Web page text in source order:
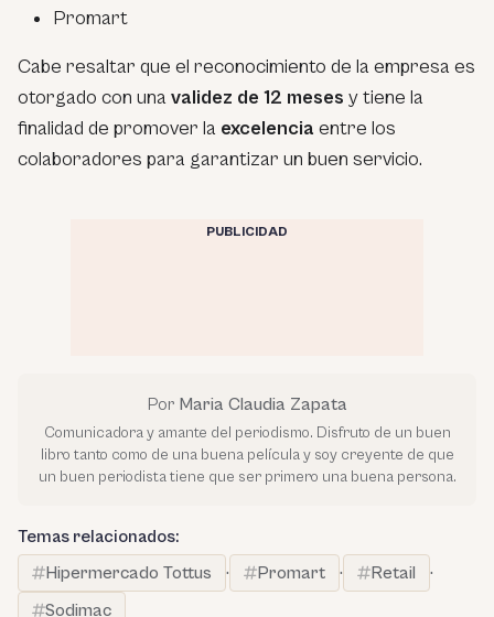
Promart
Cabe resaltar que el reconocimiento de la empresa es
otorgado con una validez de 12 meses y tiene la
finalidad de promover la excelencia entre los
colaboradores para garantizar un buen servicio.
PUBLICIDAD
Por Maria Claudia Zapata
Comunicadora y amante del periodismo. Disfruto de un buen
libro tanto como de una buena película y soy creyente de que
un buen periodista tiene que ser primero una buena persona.
Temas relacionados:
Hipermercado Tottus
· Promart · Retail
·
Sodimac